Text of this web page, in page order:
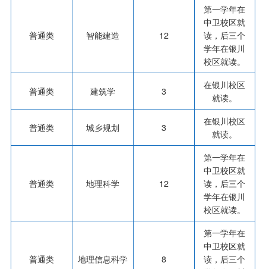
普通类 智能建造 12
第一学年在
中卫校区就
读，后三个
学年在银川
校区就读。
普通类 建筑学 3
在银川校区
就读。
普通类 城乡规划 3
在银川校区
就读。
普通类 地理科学 12
第一学年在
中卫校区就
读，后三个
学年在银川
校区就读。
普通类 地理信息科学 8
第一学年在
中卫校区就
读，后三个